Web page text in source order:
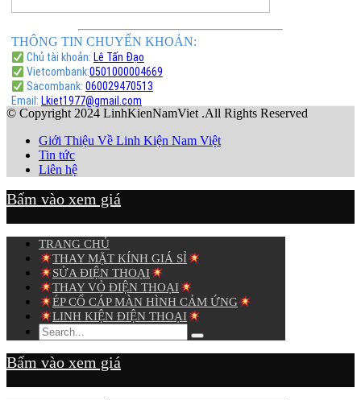
THÔNG TIN CHUYỂN KHOẢN:
Chủ tài khoản: Lê Tấn Đạo
Vietcombank:0501000004669
Sacombank: 060029470513
Email: Lkiet1977@gmail.com
© Copyright 2024 LinhKienNamViet .All Rights Reserved
Giới Thiệu Về Linh Kiện Nam Việt
Tin tức
Liên hệ
Bấm vào xem giá
TRANG CHỦ
THAY MẶT KÍNH GIÁ SỈ
SỬA ĐIỆN THOẠI
THAY VỎ ĐIỆN THOẠI
ÉP CỔ CÁP MÀN HÌNH CẢM ỨNG
LINH KIỆN ĐIỆN THOẠI
Bấm vào xem giá